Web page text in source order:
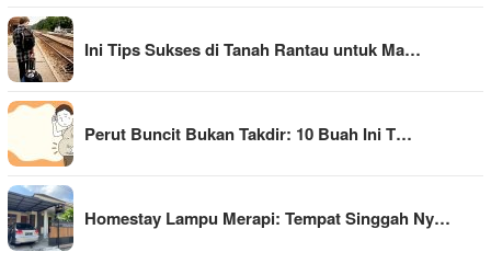
Ini Tips Sukses di Tanah Rantau untuk Ma…
Perut Buncit Bukan Takdir: 10 Buah Ini T…
Homestay Lampu Merapi: Tempat Singgah Ny…